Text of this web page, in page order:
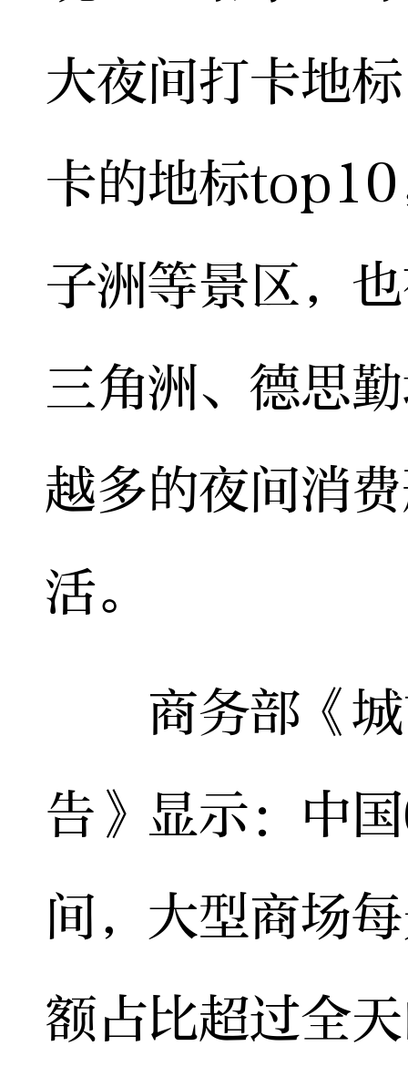
大夜间打卡地
卡的地标top10
子洲等景区，
三角洲、德思
越多的夜间消
活。
商务部《城
告》显示：中
间，大型商场
额占比超过全